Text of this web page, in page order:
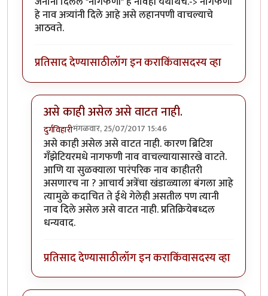
हे नाव अत्र्यांनी दिले आहे असे लहानपणी वाचल्याचे
आठवते.
प्रतिसाद देण्यासाठीलॉग इन कराकिंवासदस्य व्हा
असे काही असेल असे वाटत नाही.
दुर्गविहारीमंगळवार, 25/07/2017 15:46
In reply toनागफणी - प्र. के. अत्रेbyसाबु
असे काही असेल असे वाटत नाही. कारण ब्रिटिश
गँझेटियरमधे नागफणी नाव वाचल्यायासारखे वाटते.
आणि या सुळक्याला पारंपरिक नाव काहीतरी
असणारच ना ? आचार्य अत्रेंचा खंडाळ्याला बंगला आहे
त्यामुळे कदाचित ते ईथे गेलेही असतील पण त्यानी
नाव दिले असेल असे वाटत नाही. प्रतिक्रियेबध्दल
धन्यवाद.
प्रतिसाद देण्यासाठीलॉग इन कराकिंवासदस्य व्हा